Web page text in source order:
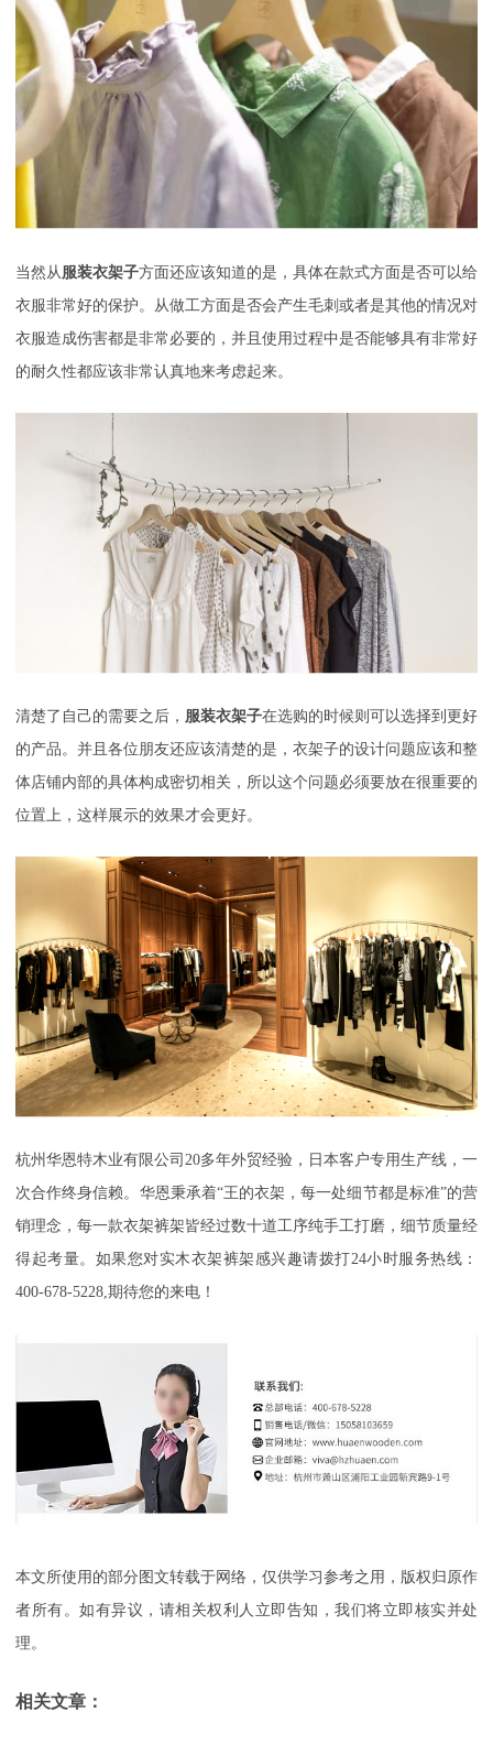
当然从 服装衣架子方面还应该知道的是，具体在款式方面是否可以给
衣服非常好的保护。从做工方面是否会产生毛刺或者是其他的情况对
衣服造成伤害都是非常必要的，并且使用过程中是否能够具有非常好
的耐久性都应该非常认真地来考虑起来。
清楚了自己的需要之后， 服装衣架子在选购的时候则可以选择到更好
的产品。并且各位朋友还应该清楚的是，衣架子的设计问题应该和整
体店铺内部的具体构成密切相关，所以这个问题必须要放在很重要的
位置上，这样展示的效果才会更好。
杭州华恩特木业有限公司 20多年外贸经验，日本客户专用生产线，一
次合作终身信赖。华恩秉承着“王的衣架，每一处细节都是标准”的营
销理念，每一款衣架裤架皆经过数十道工序纯手工打磨，细节质量经
得起考量。如果您对实木衣架裤架感兴趣请拨打24小时服务热线：
400-678-5228,期待您的来电！
本文所使用的部分图文转载于网络，仅供学习参考之用，版权归原作
者所有。如有异议，请相关权利人立即告知，我们将立即核实并处
理。
相关文章：